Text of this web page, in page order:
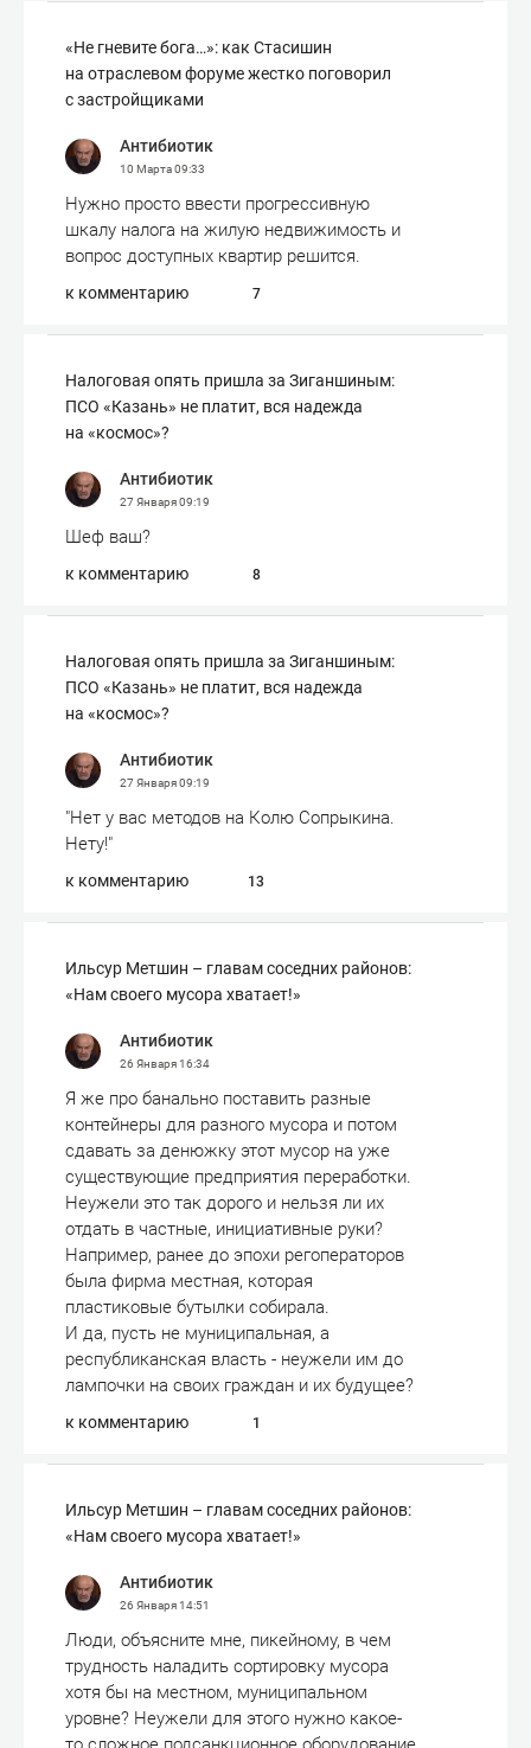
«Не гневите бога…»: как Стасишин
на отраслевом форуме жестко поговорил
с застройщиками
Антибиотик
10 Марта09:33
Нужно просто ввести прогрессивную
шкалу налога на жилую недвижимость и
вопрос доступных квартир решится.
к комментарию 7
Налоговая опять пришла за Зиганшиным:
ПСО «Казань» не платит, вся надежда
на «космос»?
Антибиотик
27 Января09:19
Шеф ваш?
к комментарию 8
Налоговая опять пришла за Зиганшиным:
ПСО «Казань» не платит, вся надежда
на «космос»?
Антибиотик
27 Января09:19
"Нет у вас методов на Колю Сопрыкина.
Нету!"
к комментарию 13
Ильсур Метшин – главам соседних районов:
«Нам своего мусора хватает!»
Антибиотик
26 Января16:34
Я же про банально поставить разные
контейнеры для разного мусора и потом
сдавать за денюжку этот мусор на уже
существующие предприятия переработки.
Неужели это так дорого и нельзя ли их
отдать в частные, инициативные руки?
Например, ранее до эпохи регоператоров
была фирма местная, которая
пластиковые бутылки собирала.
И да, пусть не муниципальная, а
республиканская власть - неужели им до
лампочки на своих граждан и их будущее?
к комментарию 1
Ильсур Метшин – главам соседних районов:
«Нам своего мусора хватает!»
Антибиотик
26 Января14:51
Люди, объясните мне, пикейному, в чем
трудность наладить сортировку мусора
хотя бы на местном, муниципальном
уровне? Неужели для этого нужно какое-